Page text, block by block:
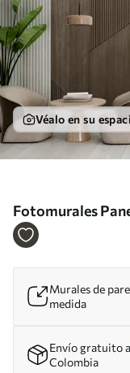
Véalo en su
Fotomurales
Murales de
medida
Envío gratuito
Colombia